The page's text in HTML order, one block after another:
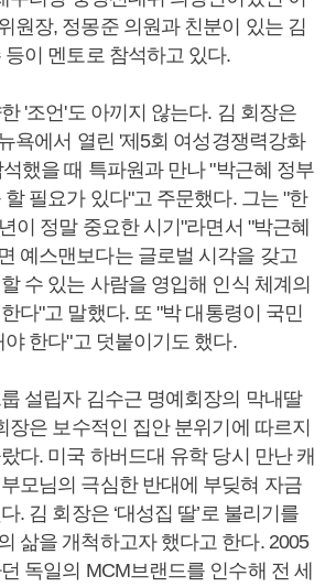
원장, 정몽준 의원과 친분이 있는 김
이 멘토로 참석하고 있다.
'조언'도 아끼지 않는다. 김 회장은
욕에서 열린 '제5회 여성경쟁력강화
했을 때 특파원과 만나 "박근혜 정부
필요가 있다"고 주문했다. 그는 "한
이 정말 중요한 시기"라면서 "박근혜
예스맨보다는 글로벌 시각을 갖고
수 있는 사람을 영입해 인식 체계의
다"고 말했다. 또 "박 대통령이 국민
한다"고 덧붙이기도 했다.
설립자 김수근 명예회장의 막내딸
장은 보수적인 집안 분위기에 따르지
다. 미국 하버드대 유학 당시 만난 캐
모님의 극심한 반대에 부딪혀 자금
. 김 회장은 ‘대성집 딸’로 불리기를
삶을 개척하고자 했다고 한다. 2005
독일의 MCM브랜드를 인수해 전 세